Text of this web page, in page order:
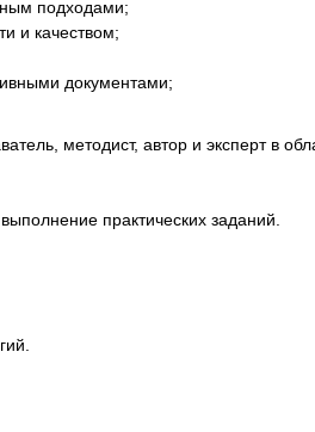
подходами;
и качеством;
документами;
методист, автор и эксперт в
практических заданий.